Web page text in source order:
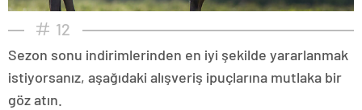
12
Sezon sonu indirimlerinden en iyi şekilde yararlanmak
istiyorsanız, aşağıdaki alışveriş ipuçlarına mutlaka bir
göz atın.